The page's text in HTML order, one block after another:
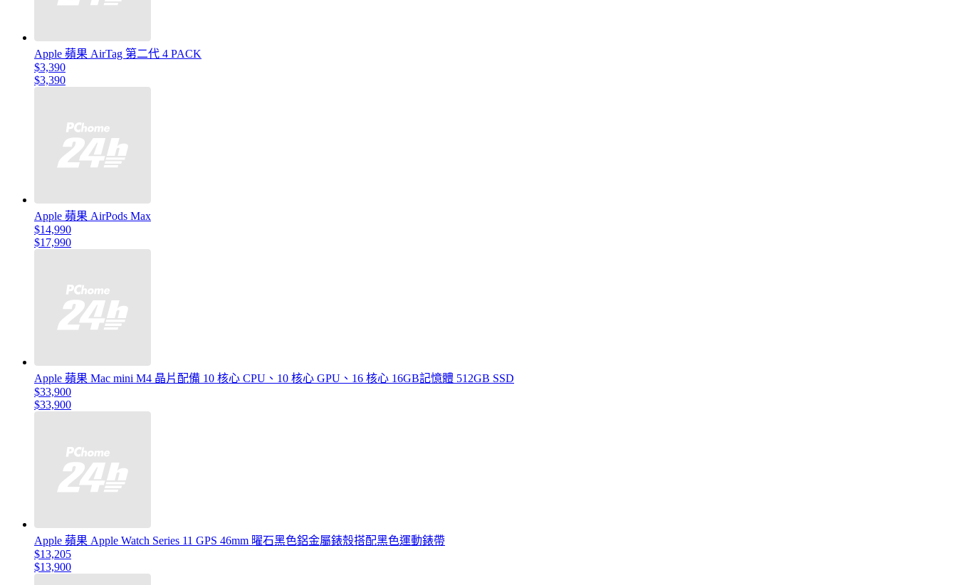
Apple 蘋果 AirTag 第二代 4 PACK
$3,390
$3,390
Apple 蘋果 AirPods Max
$14,990
$17,990
Apple 蘋果 Mac mini M4 晶片配備 10 核心 CPU、10 核心 GPU、16 核心 16GB記憶體 512GB SSD
$33,900
$33,900
Apple 蘋果 Apple Watch Series 11 GPS 46mm 曜石黑色鋁金屬錶殼搭配黑色運動錶帶
$13,205
$13,900